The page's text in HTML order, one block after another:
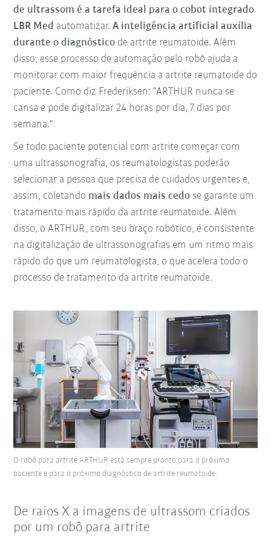
de ultrassom é a tarefa ideal para o cobot integrado
LBR Med automatizar.A inteligência artificial auxilia
durante o diagnóstico de artrite reumatoide. Além
disso, esse processo de automação pelo robô ajuda a
monitorar com maior frequência a artrite reumatoide do
paciente. Como diz Frederiksen: "ARTHUR nunca se
cansa e pode digitalizar 24 horas por dia, 7 dias por
semana."
Se todo paciente potencial com artrite começar com
uma ultrassonografia, os reumatologistas poderão
selecionar a pessoa que precisa de cuidados urgentes e,
assim, coletando mais dados mais cedo se garante um
tratamento mais rápido da artrite reumatoide. Além
disso, o ARTHUR, com seu braço robótico, é consistente
na digitalização de ultrassonografias em um ritmo mais
rápido do que um reumatologista, o que acelera todo o
processo de tratamento da artrite reumatoide.
O robô para artrite ARTHUR está sempre pronto para o próximo
paciente e para o próximo diagnóstico de artrite reumatoide.
De raios X a imagens de ultrassom criados
por um robô para artrite